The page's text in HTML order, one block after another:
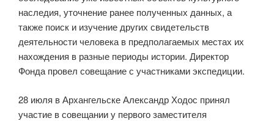
наследия, уточнение ранее полученных данных, а
также поиск и изучение других свидетельств
деятельности человека в предполагаемых местах их
нахождения в разные периоды истории. Директор
Фонда провел совещание с участниками экспедиции.
28 июля в Архангельске Александр Ходос принял
участие в совещании у первого заместителя